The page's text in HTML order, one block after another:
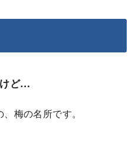
ど…
梅の名所です。